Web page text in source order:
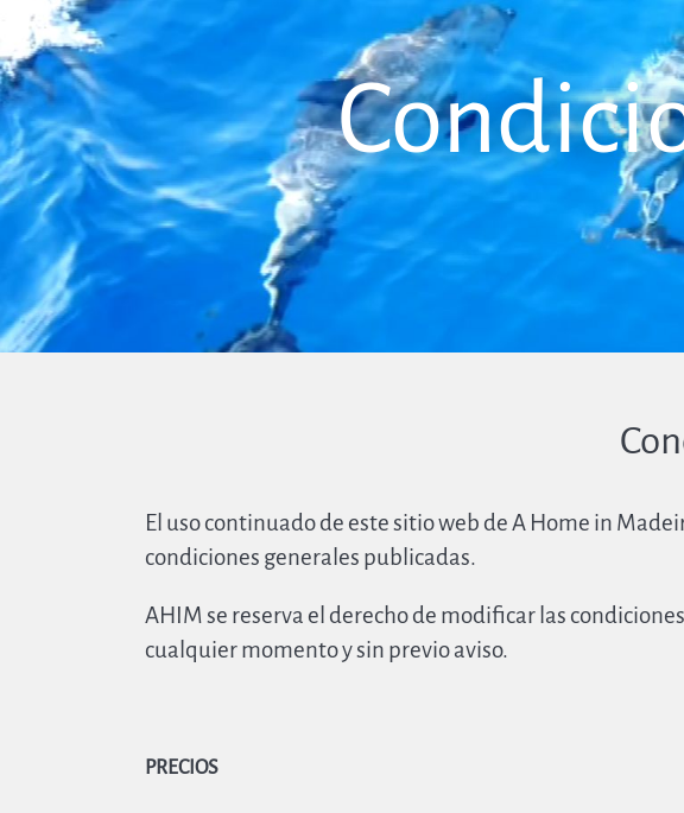
El uso continuado de este sitio web de A Home in
condiciones generales publicadas.
AHIM se reserva el derecho de modificar las
cualquier momento y sin previo aviso.
PRECIOS